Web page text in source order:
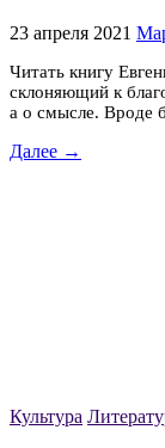
23 апреля 2021
Читать книгу
склоняющий к
а о смысле. Вроде
Далее →
Культура